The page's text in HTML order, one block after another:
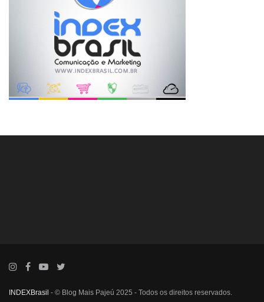
INDEXBrasil - © Blog Mais Pajeú 2025 - Todos os direitos reservados.